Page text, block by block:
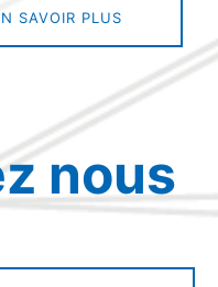
SAVOIR PLUS
nous